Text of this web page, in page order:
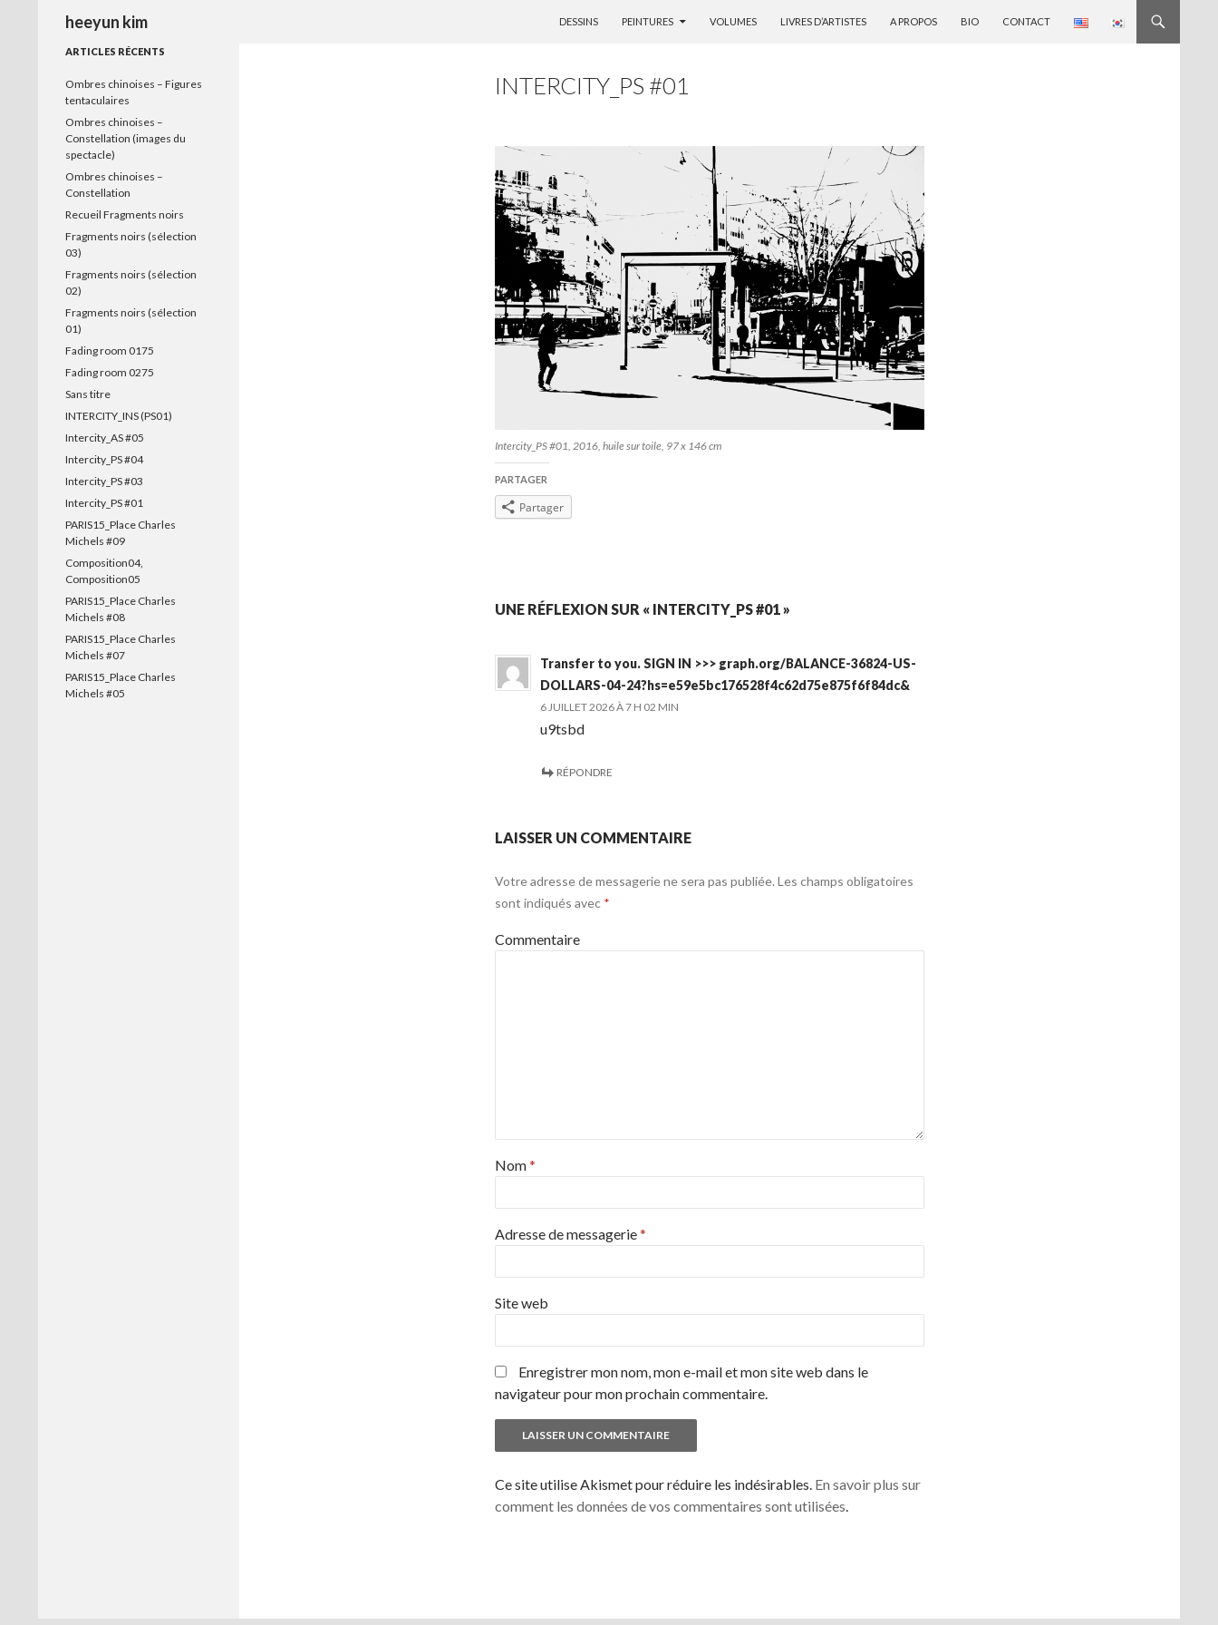
heeyun kim
DESSINS
PEINTURES VOLUMES LIVRES D’ARTISTES A PROPOS BIO CONTACT
INTERCITY_PS #01
Intercity_PS #01, 2016, huile sur toile, 97 x 146 cm
PARTAGER
Partager
Navigation
articles
UNE RÉFLEXION SUR « INTERCITY_PS #01 »
Transfer to you. SIGN IN >>> graph.org/BALANCE-36824-US-
DOLLARS-04-24?hs=e59e5bc176528f4c62d75e875f6f84dc&
6 JUILLET 2026 À 7 H 02 MIN
u9tsbd
RÉPONDRE
LAISSER UN COMMENTAIRE
Votre adresse de messagerie ne sera pas publiée. Les champs obligatoires
sont indiqués avec *
Commentaire
Nom*
Adresse de messagerie*
Site web
Enregistrer mon nom, mon e-mail et mon site web dans le
navigateur pour mon prochain commentaire.
Ce site utilise Akismet pour réduire les indésirables. En savoir plus sur
comment les données de vos commentaires sont utilisées.
ARTICLES RÉCENTS
Ombres chinoises – Figures
tentaculaires
Ombres chinoises –
Constellation (images du
spectacle)
Ombres chinoises –
Constellation
Recueil Fragments noirs
Fragments noirs (sélection
03)
Fragments noirs (sélection
02)
Fragments noirs (sélection
01)
Fading room 0175
Fading room 0275
Sans titre
INTERCITY_INS (PS01)
Intercity_AS #05
Intercity_PS #04
Intercity_PS #03
Intercity_PS #01
PARIS15_Place Charles
Michels #09
Composition04,
Composition05
PARIS15_Place Charles
Michels #08
PARIS15_Place Charles
Michels #07
PARIS15_Place Charles
Michels #05